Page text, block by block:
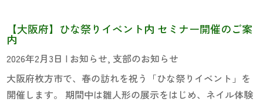
【大阪府】ひな祭りイベント内 セミナー開催のご案
内
2026年2月3日 | お知らせ, 支部のお知らせ
大阪府枚方市で、春の訪れを祝う「ひな祭りイベント」を
開催します。 期間中は雛人形の展示をはじめ、ネイル体験